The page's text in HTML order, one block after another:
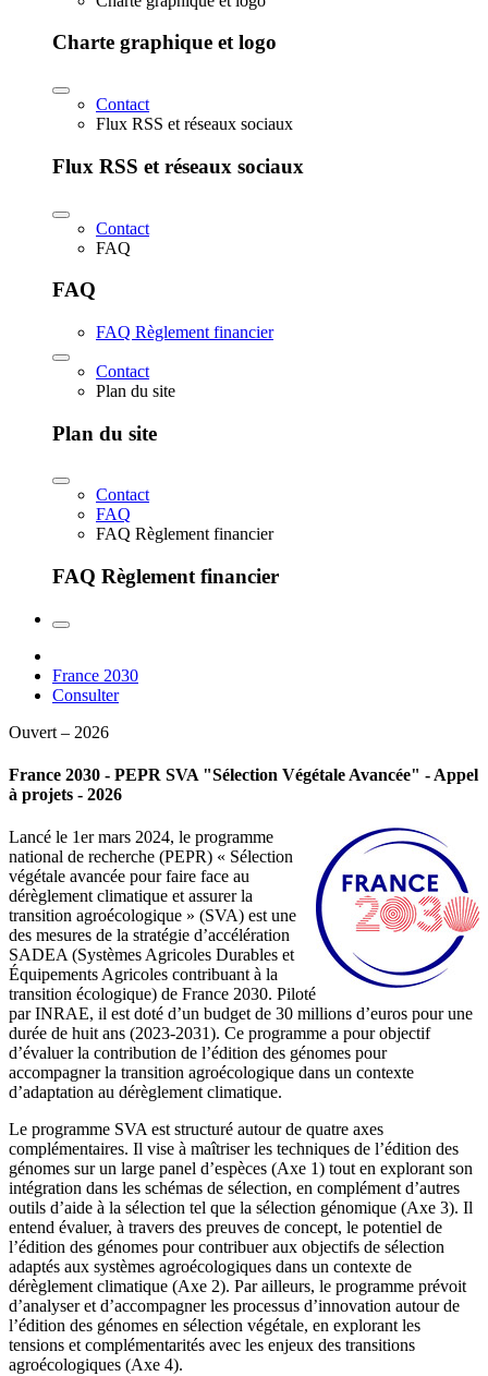
Charte graphique et logo
Contact
Flux RSS et réseaux sociaux
Flux RSS et réseaux sociaux
Contact
FAQ
FAQ
FAQ Règlement financier
Contact
Plan du site
Plan du site
Contact
FAQ
FAQ Règlement financier
FAQ Règlement financier
France 2030
Consulter
Ouvert – 2026
France 2030 - PEPR SVA "Sélection Végétale Avancée" - Appel
à projets - 2026
Lancé le 1er mars 2024, le programme
national de recherche (PEPR) « Sélection
végétale avancée pour faire face au
dérèglement climatique et assurer la
transition agroécologique » (SVA) est une
des mesures de la stratégie d’accélération
SADEA (Systèmes Agricoles Durables et
Équipements Agricoles contribuant à la
transition écologique) de France 2030. Piloté
par INRAE, il est doté d’un budget de 30 millions d’euros pour une
durée de huit ans (2023-2031). Ce programme a pour objectif
d’évaluer la contribution de l’édition des génomes pour
accompagner la transition agroécologique dans un contexte
d’adaptation au dérèglement climatique.
Le programme SVA est structuré autour de quatre axes
complémentaires. Il vise à maîtriser les techniques de l’édition des
génomes sur un large panel d’espèces (Axe 1) tout en explorant son
intégration dans les schémas de sélection, en complément d’autres
outils d’aide à la sélection tel que la sélection génomique (Axe 3). Il
entend évaluer, à travers des preuves de concept, le potentiel de
l’édition des génomes pour contribuer aux objectifs de sélection
adaptés aux systèmes agroécologiques dans un contexte de
dérèglement climatique (Axe 2). Par ailleurs, le programme prévoit
d’analyser et d’accompagner les processus d’innovation autour de
l’édition des génomes en sélection végétale, en explorant les
tensions et complémentarités avec les enjeux des transitions
agroécologiques (Axe 4).